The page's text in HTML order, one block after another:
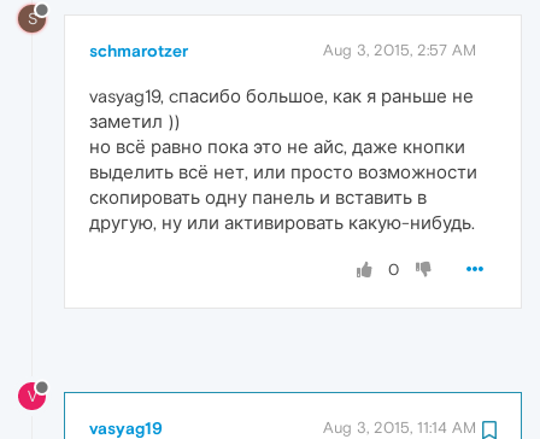
S
schmarotzer Aug 3, 2015, 2:57 AM
vasyag19, cпасибо большое, как я раньше не
заметил ))
но всё равно пока это не айс, даже кнопки
выделить всё нет, или просто возможности
скопировать одну панель и вставить в
другую, ну или активировать какую-нибудь.
0
V
vasyag19 Aug 3, 2015, 11:14 AM